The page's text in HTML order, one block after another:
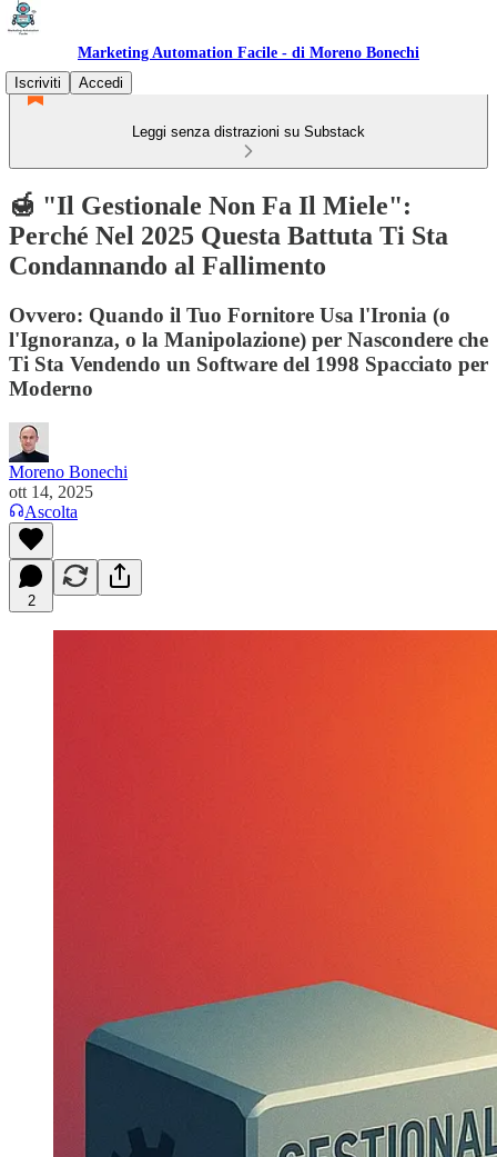
Marketing Automation Facile - di Moreno Bonechi
Iscriviti
Accedi
Leggi senza distrazioni su Substack
🍯 "Il Gestionale Non Fa Il Miele":
Perché Nel 2025 Questa Battuta Ti Sta
Condannando al Fallimento
Ovvero: Quando il Tuo Fornitore Usa l'Ironia (o
l'Ignoranza, o la Manipolazione) per Nascondere che
Ti Sta Vendendo un Software del 1998 Spacciato per
Moderno
Moreno Bonechi
ott 14, 2025
Ascolta
2